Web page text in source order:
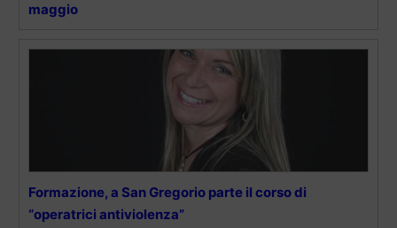
maggio
Formazione, a San Gregorio parte il corso di
“operatrici antiviolenza”